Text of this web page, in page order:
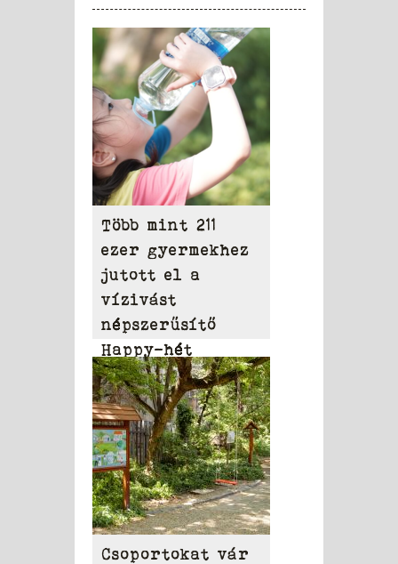
Több mint 211
ezer gyermekhez
jutott el a
vízivást
népszerűsítő
Happy-hét
üzenete
Csoportokat vár